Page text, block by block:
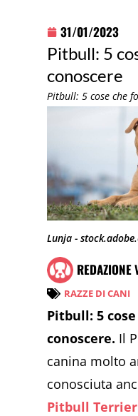
31/01/2023
Pitbull: 5
conoscere
Pitbull: 5 cose che
Lunja -
REDAZIONE
RAZZE DI CANI
Pitbull: 5
conoscere. Il
canina molto
conosciuta
Pitbull Terrier